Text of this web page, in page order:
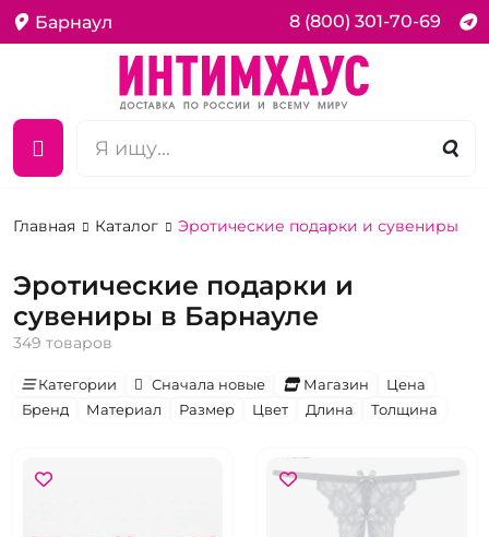
Барнаул 8 (800) 301-70-69
Главная Каталог Эротические подарки и сувениры
Эротические подарки и
сувениры в Барнауле
349 товаров
Категории Сначала новые Магазин
Цена
Бренд
Материал Размер Цвет Длина Толщина